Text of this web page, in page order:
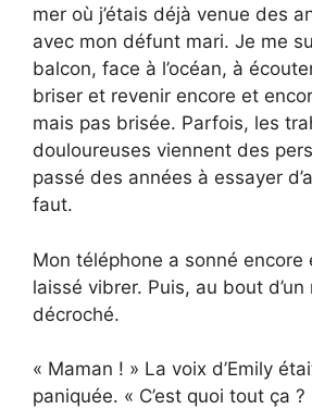
mer où j’étais déjà venue des
avec mon défunt mari. Je me
balcon, face à l’océan, à
briser et revenir encore et
mais pas brisée. Parfois, les
douloureuses viennent des
passé des années à essayer
faut.
Mon téléphone a sonné encore
laissé vibrer. Puis, au bout d’un
décroché.
« Maman ! » La voix d’Emily
paniquée. « C’est quoi tout ça